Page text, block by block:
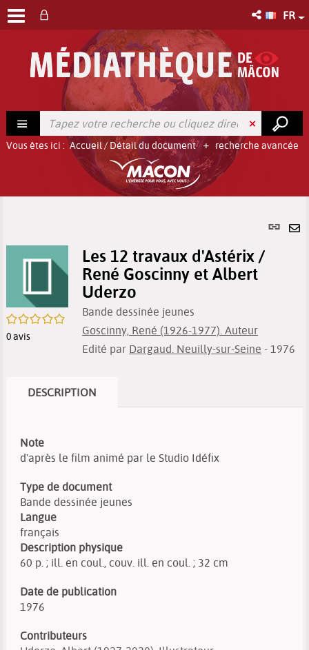
FR
recherche avancée
Vous êtes ici : Accueil/ Détail du document
Lien
/5
0avis
Les 12 travaux d'Astérix /
René Goscinny et Albert
Uderzo
Bande dessinée jeunes
Goscinny, René (1926-1977). Auteur
Edité par Dargaud. Neuilly-sur-Seine - 1976
DESCRIPTION
Note
d'après le film animé par le Studio Idéfix
Type de document
Bande dessinée jeunes
Langue
français
Description physique
60 p. ; ill. en coul., couv. ill. en coul. ; 32 cm
Date de publication
1976
Contributeurs